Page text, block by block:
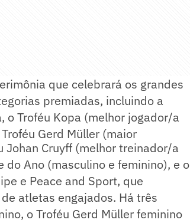
que celebrará os grandes
premiadas, incluindo a
o Troféu Kopa (melhor jogador/a
Gerd Müller (maior
Johan Cruyff (melhor treinador/a
Ano (masculino e feminino), e o
e Peace and Sport, que
atletas engajados. Há três
o Troféu Gerd Müller feminino